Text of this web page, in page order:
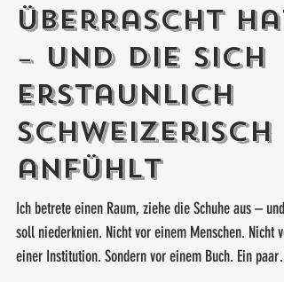
Sikhismus: Die
Religion, die
mich
überrascht hat
– und die sich